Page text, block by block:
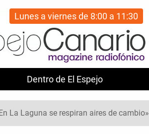
Dentro de El Espejo
Lunes a viernes de 8:00 a 11:30
La Laguna se respiran aires de cambio»